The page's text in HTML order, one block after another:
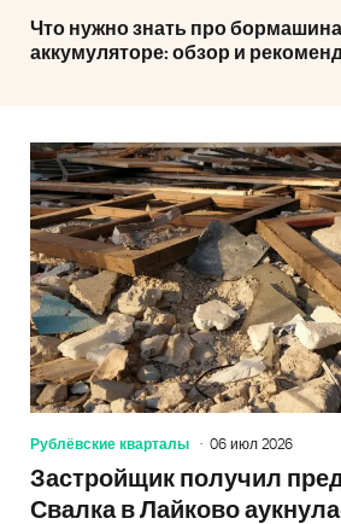
Что нужно знать про
аккумуляторе: обзор и
Рублёвские кварталы 06 июл 2026
Застройщик получил
Свалка в Лайково